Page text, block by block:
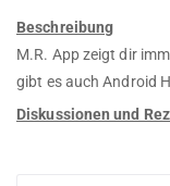
Beschreibung
M.R. App zeigt dir
gibt es auch Android
Diskussionen und